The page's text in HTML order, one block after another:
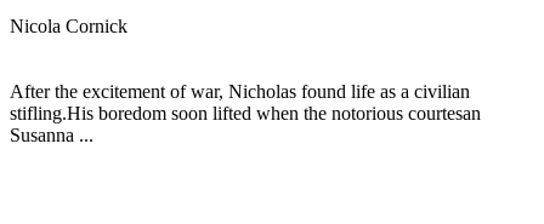
Nicola Cornick
After the excitement of war, Nicholas found life as a civilian
stifling.His boredom soon lifted when the notorious courtesan
Susanna ...